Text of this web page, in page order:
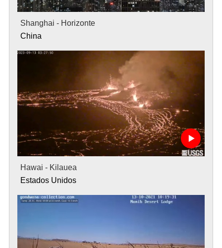
Shanghai - Horizonte
China
Hawai - Kilauea
Estados Unidos